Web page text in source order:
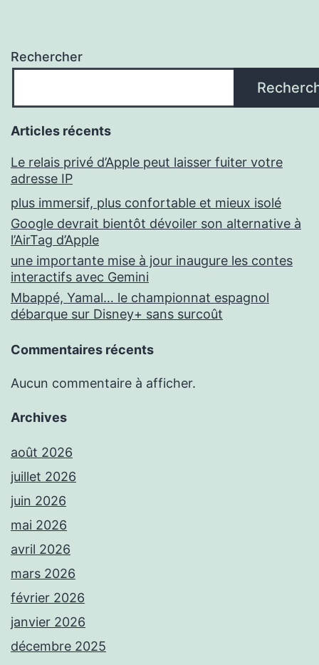
Rechercher
Articles récents
Le relais privé d’Apple peut laisser fuiter votre
adresse IP
plus immersif, plus confortable et mieux isolé
Google devrait bientôt dévoiler son alternative à
l’AirTag d’Apple
une importante mise à jour inaugure les contes
interactifs avec Gemini
Mbappé, Yamal… le championnat espagnol
débarque sur Disney+ sans surcoût
Commentaires récents
Aucun commentaire à afficher.
Archives
août 2026
juillet 2026
juin 2026
mai 2026
avril 2026
mars 2026
février 2026
janvier 2026
décembre 2025